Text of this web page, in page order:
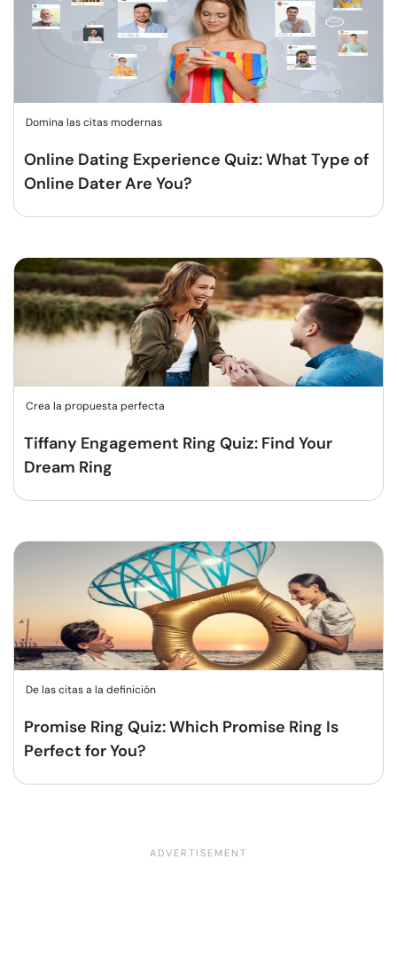
Domina las citas modernas
Online Dating Experience Quiz: What Type of
Online Dater Are You?
Crea la propuesta perfecta
Tiffany Engagement Ring Quiz: Find Your
Dream Ring
De las citas a la definición
Promise Ring Quiz: Which Promise Ring Is
Perfect for You?